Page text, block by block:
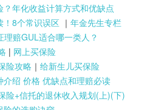
年化收益计算方式和优缺点
！8个常识误区｜ 年金先生专栏
赔GUL适合哪一类人？
| 网上买保险
险攻略｜ 给新生儿买保险
绍 价格 优缺点和理赔必读
险+信托的退休收入规划(上)(下)